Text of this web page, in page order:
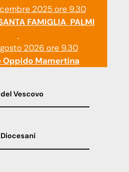
2025 ore 9.30
FAMIGLIA PALMI
2026 ore 9.30
Oppido Mamertina
Vescovo